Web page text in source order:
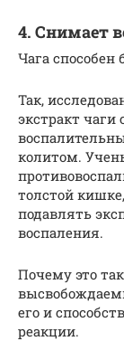
4. Снимает
Чага способен
Так,
экстракт
колитом.
толстой
подавлять
воспаления.
Почему это
его и
реакции.